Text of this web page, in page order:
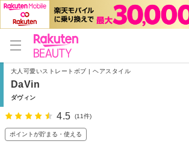
大人可愛いストレートボブ | ヘアスタイル
DaVin
ダヴィン
4.5 (11件)
ポイントが貯まる・使える